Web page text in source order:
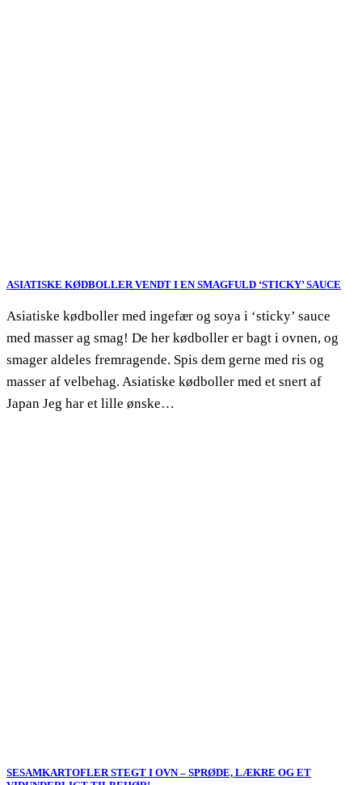
ASIATISKE KØDBOLLER VENDT I EN SMAGFULD ‘STICKY’ SAUCE
Asiatiske kødboller med ingefær og soya i ‘sticky’ sauce
med masser ag smag! De her kødboller er bagt i ovnen, og
smager aldeles fremragende. Spis dem gerne med ris og
masser af velbehag. Asiatiske kødboller med et snert af
Japan Jeg har et lille ønske…
SESAMKARTOFLER STEGT I OVN – SPRØDE, LÆKRE OG ET